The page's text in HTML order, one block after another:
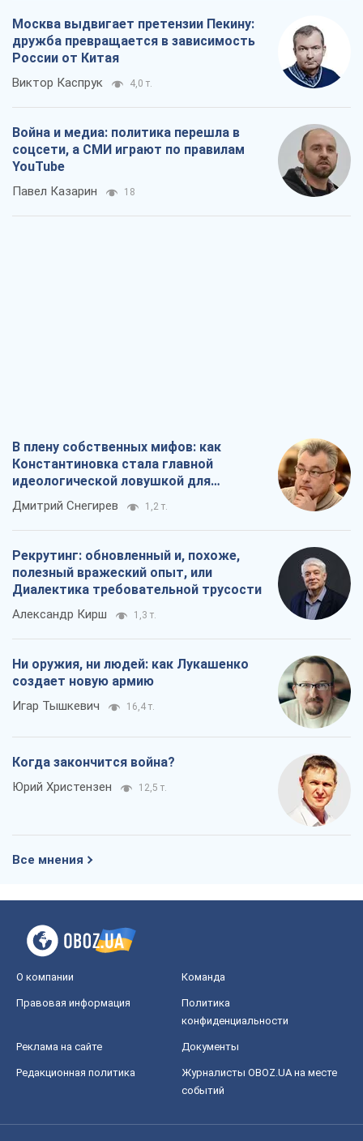
Москва выдвигает претензии Пекину:
дружба превращается в зависимость
России от Китая
Виктор Каспрук 4,0 т.
Война и медиа: политика перешла в
соцсети, а СМИ играют по правилам
YouTube
Павел Казарин 18
В плену собственных мифов: как
Константиновка стала главной
идеологической ловушкой для
российских оккупантов
Дмитрий Снегирев 1,2 т.
Рекрутинг: обновленный и, похоже,
полезный вражеский опыт, или
Диалектика требовательной трусости
Александр Кирш 1,3 т.
Ни оружия, ни людей: как Лукашенко
создает новую армию
Игар Тышкевич 16,4 т.
Когда закончится война?
Юрий Христензен 12,5 т.
Все мнения
О компании Команда
Правовая информация
Политика
конфиденциальности
Реклама на сайте Документы
Редакционная политика
Журналисты OBOZ.UA на месте
событий